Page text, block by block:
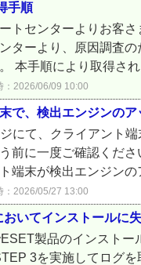
手順
トセンターよりお客
ターより、原因調査
本手順により取得さ
：2026/06/09 10:00
で、検出エンジンの
にて、クライアント
前に一度ご確認くだ
端末が検出エンジン
：2026/05/27 13:00
いてインストールに
製品のインストー
3を実施してログ